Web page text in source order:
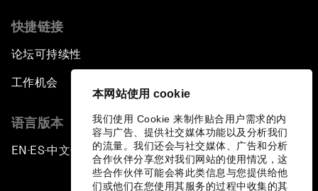
本网站使用 cookie
我们使用 Cookie 来制作贴合用户需求的内
容与广告、提供社交媒体功能以及分析我们
的流量。我们还会与社交媒体、广告和分析
合作伙伴分享您对我们网站的使用情况，这
些合作伙伴可能会将此类信息与您提供给他
们或他们在您使用其服务的过程中收集的其
快捷链接
论坛可持续性
工作机会
语言版本
EN ▪ ES▪中文▪ 日本語